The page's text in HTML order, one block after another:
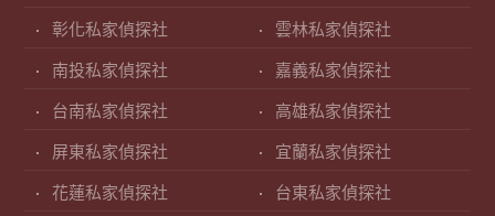
彰化私家偵探社 雲林私家偵探社
南投私家偵探社 嘉義私家偵探社
台南私家偵探社 高雄私家偵探社
屏東私家偵探社 宜蘭私家偵探社
花蓮私家偵探社 台東私家偵探社